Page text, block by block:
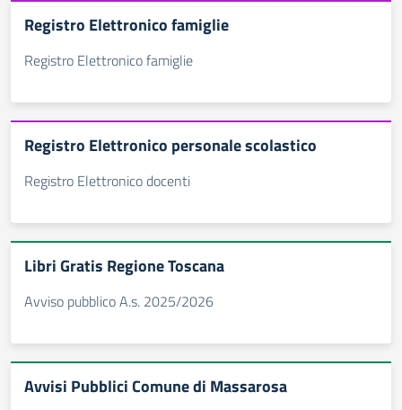
Registro Elettronico famiglie
Registro Elettronico famiglie
Registro Elettronico personale scolastico
Registro Elettronico docenti
Libri Gratis Regione Toscana
Avviso pubblico A.s. 2025/2026
Avvisi Pubblici Comune di Massarosa